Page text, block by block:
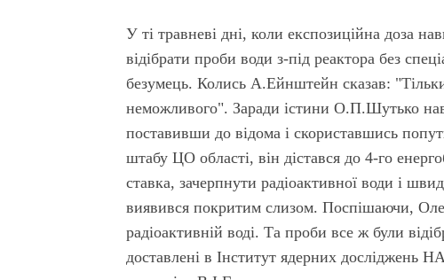
У ті травневі дні, коли експозиційна доза
відібрати проби води з-під реактора без
безумець. Колись А.Ейнштейн сказав:
неможливого". Заради істини О.П.Шутько
поставивши до відома і скориставшись
штабу ЦО області, він дістався до 4-го
ставка, зачерпнути радіоактивної води і
виявився покритим слизом. Поспішаючи,
радіо­активній воді. Та проби все ж були
доставлені в Інститут ядерних досліджень